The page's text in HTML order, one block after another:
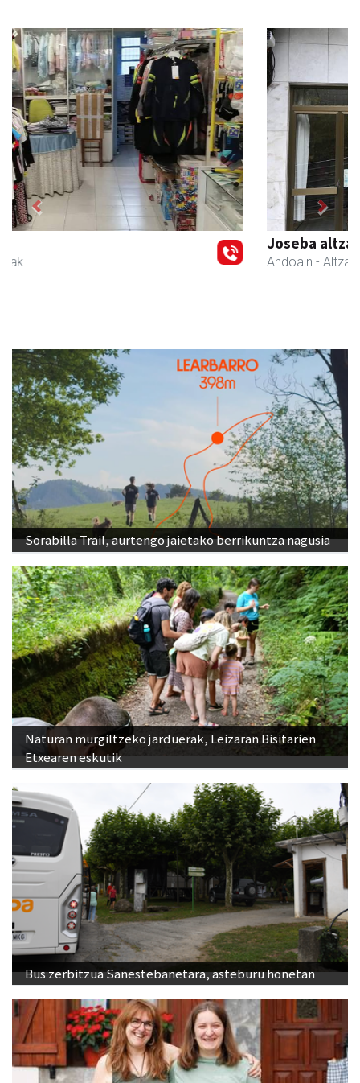
Andoain
Previous Next
Sorabilla Trail, aurtengo jaietako berrikuntza nagusia
Naturan murgiltzeko jarduerak, Leizaran Bisitarien
Etxearen eskutik
Bus zerbitzua Sanestebanetara, asteburu honetan